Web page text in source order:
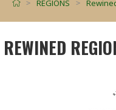
REGIONS
REWINED